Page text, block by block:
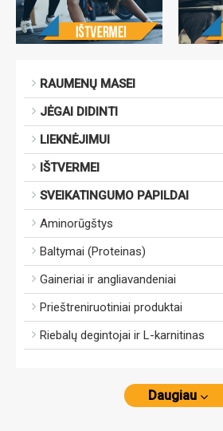
RAUMENŲ MASEI
JĖGAI DIDINTI
LIEKNĖJIMUI
IŠTVERMEI
SVEIKATINGUMO PAPILDAI
Aminorūgštys
Baltymai (Proteinas)
Gaineriai ir angliavandeniai
Prieštreniruotiniai produktai
Riebalų degintojai ir L-karnitinas
Daugiau